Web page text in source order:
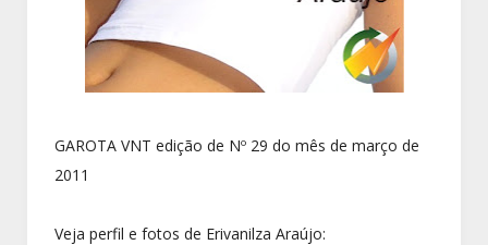
GAROTA VNT edição de Nº 29 do mês de março de
2011
Veja perfil e fotos de Erivanilza Araújo: